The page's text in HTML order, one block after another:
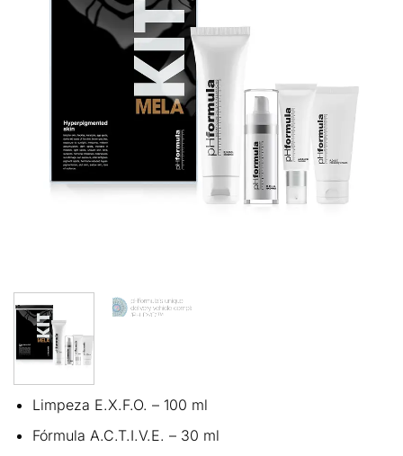
Limpeza E.X.F.O. – 100 ml
Fórmula A.C.T.I.V.E. – 30 ml